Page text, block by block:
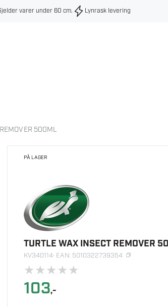
varer under 60 cm. Lynrask levering
500ML
PÅ LAGER
TURTLE WAX INSECT REMOVER
KV340114· EAN: 5010322739354
★★★★★
103,-